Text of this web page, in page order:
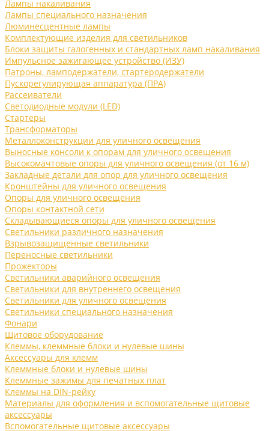
Лампы накаливания
Лампы специального назначения
Люминесцентные лампы
Комплектующие изделия для светильников
Блоки защиты галогенных и стандартных ламп накаливания
Импульсное зажигающее устройство (ИЗУ)
Патроны, ламподержатели, стартеродержатели
Пускорегулирующая аппаратура (ПРА)
Рассеиватели
Светодиодные модули (LED)
Стартеры
Трансформаторы
Металлоконструкции для уличного освещения
Выносные консоли к опорам для уличного освещения
Высокомачтовые опоры для уличного освещения (от 16 м)
Закладные детали для опор для уличного освещения
Кронштейны для уличного освещения
Опоры для уличного освещения
Опоры контактной сети
Складывающиеся опоры для уличного освещения
Светильники различного назначения
Взрывозащищенные светильники
Переносные светильники
Прожекторы
Светильники аварийного освещения
Светильники для внутреннего освещения
Светильники для уличного освещения
Светильники специального назначения
Фонари
Щитовое оборудование
Клеммы, клеммные блоки и нулевые шины
Аксессуары для клемм
Клеммные блоки и нулевые шины
Клеммные зажимы для печатных плат
Клеммы на DIN-рейку
Материалы для оформления и вспомогательные щитовые
аксессуары
Вспомогательные щитовые аксессуары